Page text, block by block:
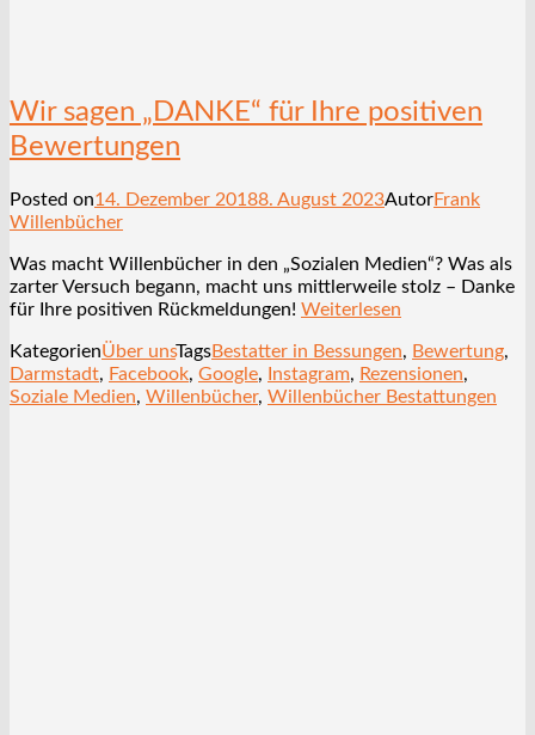
Wir sagen „DANKE“ für Ihre positiven
Bewertungen
Posted on14. Dezember 20188. August 2023AutorFrank
Willenbücher
Was macht Willenbücher in den „Sozialen Medien“? Was als
zarter Versuch begann, macht uns mittlerweile stolz – Danke
für Ihre positiven Rückmeldungen! Weiterlesen
KategorienÜber unsTagsBestatter in Bessungen, Bewertung,
Darmstadt, Facebook, Google, Instagram, Rezensionen,
Soziale Medien, Willenbücher, Willenbücher Bestattungen